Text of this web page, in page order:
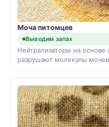
Моча питомцев
Выводим запах
Нейтрализаторы на основе
разрушают молекулы